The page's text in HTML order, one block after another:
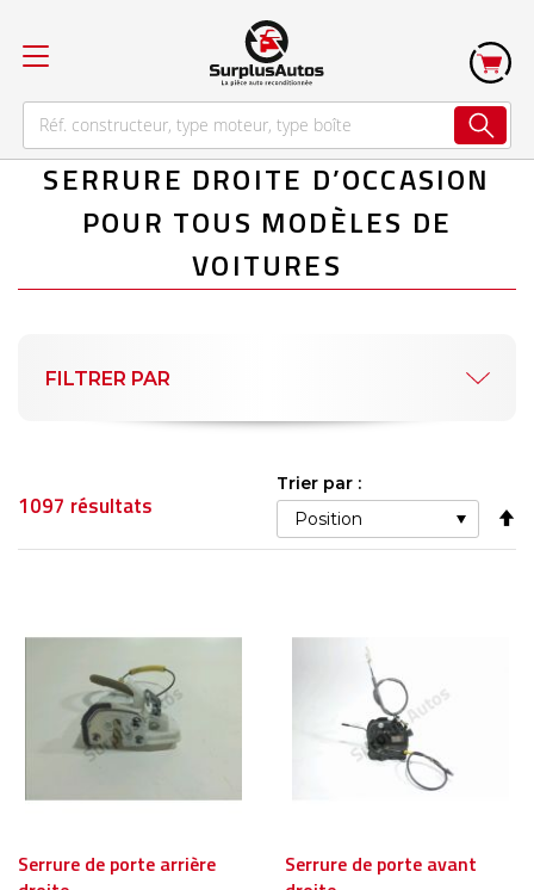
SERRURE DROITE D’OCCASION
POUR TOUS MODÈLES DE
VOITURES
1097 résultats
Trier par :
Serrure de porte arrière
Serrure de porte avant
FILTRER PAR